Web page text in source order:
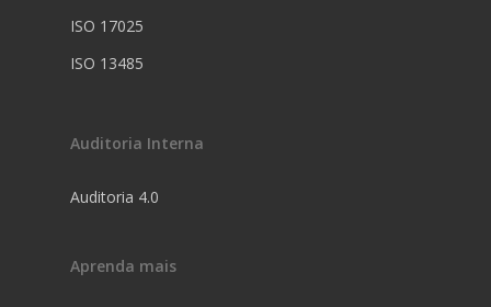
ISO 17025
ISO 13485
Auditoria Interna
Auditoria 4.0
Aprenda mais